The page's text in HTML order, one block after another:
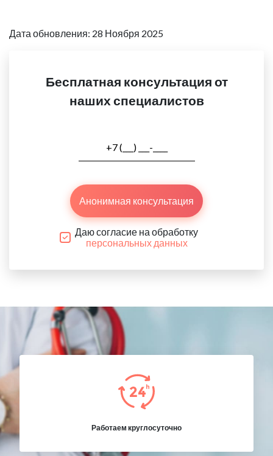
Дата обновления: 28 Ноября 2025
Бесплатная консультация от
наших специалистов
Анонимная консультация
Даю согласие на обработку
персональных данных
Работаем круглосуточно